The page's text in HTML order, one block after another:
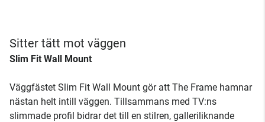
Sitter tätt mot väggen
Slim Fit Wall Mount
Väggfästet Slim Fit Wall Mount gör att The Frame hamnar
nästan helt intill väggen. Tillsammans med TV:ns
slimmade profil bidrar det till en stilren, galleriliknande